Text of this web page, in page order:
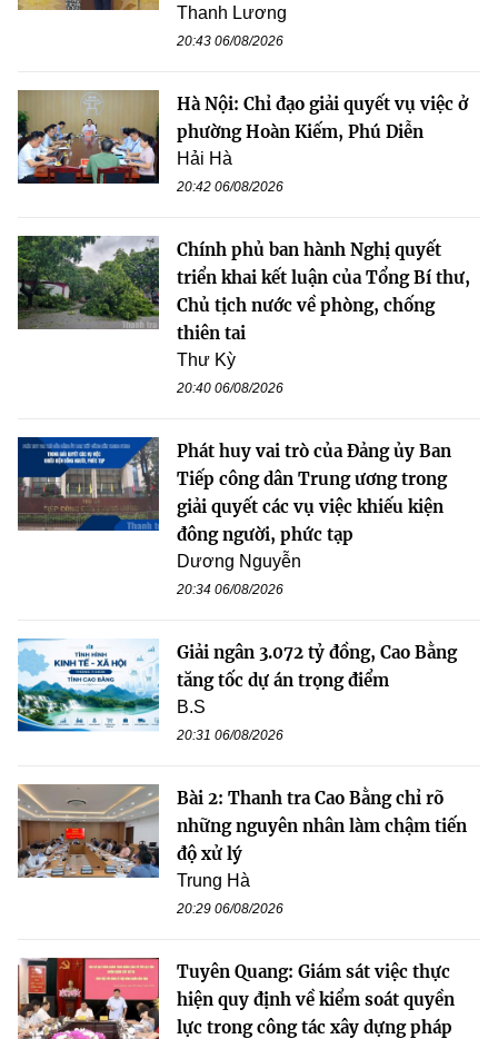
Thanh Lương
20:43 06/08/2026
Hà Nội: Chỉ đạo giải quyết vụ việc ở
phường Hoàn Kiếm, Phú Diễn
Hải Hà
20:42 06/08/2026
Chính phủ ban hành Nghị quyết
triển khai kết luận của Tổng Bí thư,
Chủ tịch nước về phòng, chống
thiên tai
Thư Kỳ
20:40 06/08/2026
Phát huy vai trò của Đảng ủy Ban
Tiếp công dân Trung ương trong
giải quyết các vụ việc khiếu kiện
đông người, phức tạp
Dương Nguyễn
20:34 06/08/2026
Giải ngân 3.072 tỷ đồng, Cao Bằng
tăng tốc dự án trọng điểm
B.S
20:31 06/08/2026
Bài 2: Thanh tra Cao Bằng chỉ rõ
những nguyên nhân làm chậm tiến
độ xử lý
Trung Hà
20:29 06/08/2026
Tuyên Quang: Giám sát việc thực
hiện quy định về kiểm soát quyền
lực trong công tác xây dựng pháp